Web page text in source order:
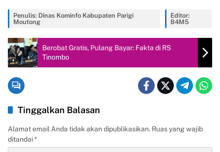
Penulis: Dinas Kominfo Kabupaten Parigi
Moutong
Editor:
B4M5
Berobat Gratis, Pulang Bayar: Fakta di RS
Tinombo
Tinggalkan Balasan
Alamat email Anda tidak akan dipublikasikan. Ruas yang wajib
ditandai*